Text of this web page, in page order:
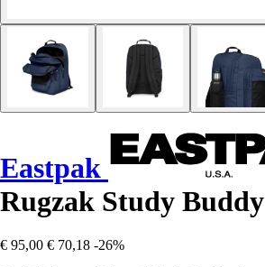
Eastpak
Rugzak Study Buddy
€ 95,00 € 70,18 -26%